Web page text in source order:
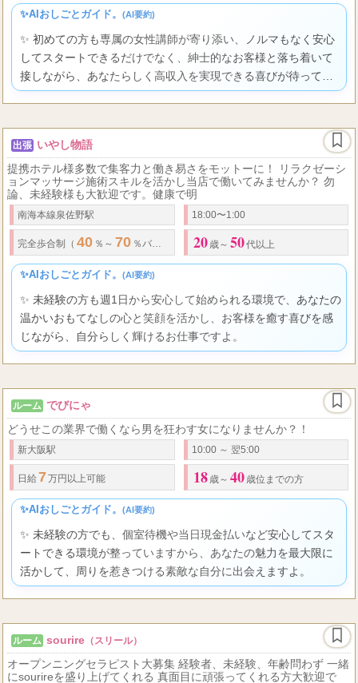
✨AIおしごとガイド。 (AI要約)
✨ 初めての方も専属の女性講師が寄り添い、ノルマもなく安心
してスタートできるだけでなく、紳士的なお客様と落ち着いて
接しながら、あなたらしく高収入を実現できる喜びが待ってい
ますよ。
出張 いやし物語
提携ホテル様多数で集客力と働き易さをモットーに！ リラクゼーシ
ョンマッサージ施術スキルを活かし当店で働いてみませんか？ 勿
論、未経験様も大歓迎です。健康で明
南海本線泉佐野駅 18:00〜1:00
完全歩合制（ 40 ％～ 70 ％バック) 20 歳～ 50代以上
✨AIおしごとガイド。 (AI要約)
✨ 未経験の方も週1日から安心して始められる環境で、あなたの
温かいおもてなしの心と笑顔を活かし、お客様を癒す喜びを感
じながら、自分らしく輝けるお仕事ですよ。
ルーム でびにゃ
どうせこの業界で働くなら男を狂わす女になりませんか？！
新大阪駅 10:00 ～ 翌5:00
日給 7万円以上可能 18 歳～ 40 歳位までの方
✨AIおしごとガイド。 (AI要約)
✨ 未経験の方でも、個室待機や当日現金払いなど安心してスタ
ートできる環境が整っていますから、あなたの魅力を最大限に
活かして、周りを惹きつける素敵な自分に出会えますよ。
ルーム sourire （スリール）
オープンニングセラピスト大募集 経験者、未経験、年齢問わず 一緒
にsourireを盛り上げてくれる 真面目に頑張ってくれる方大歓迎で